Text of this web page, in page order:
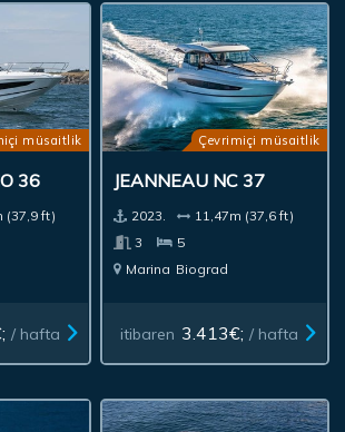
müsaitlik
36
(37,9 ft)
/ hafta
Çevrimiçi müsaitlik
JEANNEAU NC 37
2023.
11,47m (37,6 ft)
3
5
Marina Biograd
itibaren 3.413€; / hafta